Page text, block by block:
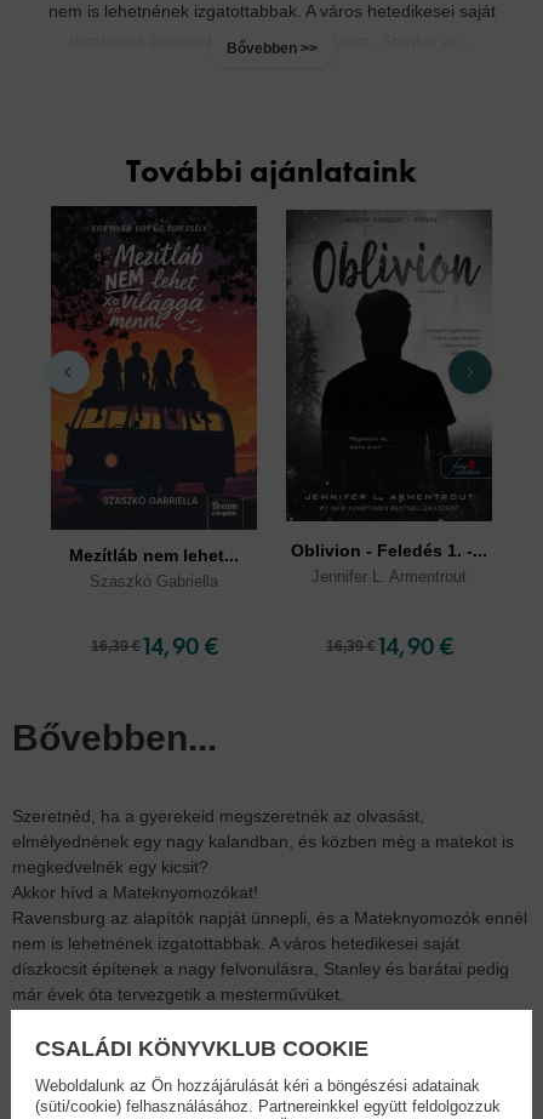
nem is lehetnének izgatottabbak. A város hetedikesei saját
díszkocsit építenek a nagy felvonulásra, Stanley és...
Bővebben >>
További ajánlataink
Mezítláb nem lehet...
Szaszkó Gabriella
16,39 € 14,90 €
Oblivion - Feledés 1. -...
Jennifer L. Armentrout
16,39 € 14,90 €
Bővebben...
Szeretnéd, ha a gyerekeid megszeretnék az olvasást,
elmélyednének egy nagy kalandban, és közben még a matekot is
megkedvelnék egy kicsit?
Akkor hívd a Mateknyomozókat!
Ravensburg az alapítók napját ünnepli, és a Mateknyomozók ennél
nem is lehetnének izgatottabbak. A város hetedikesei saját
díszkocsit építenek a nagy felvonulásra, Stanley és barátai pedig
már évek óta tervezgetik a mesterművüket.
nem mástól, mint a város egykori alapítójától, Silas Raventől. A
és most a hetedikeseken a sor, hogy a nyomukra bukkanjanak.
CSALÁDI KÖNYVKLUB COOKIE
Weboldalunk az Ön hozzájárulását kéri a böngészési adatainak
(süti/cookie) felhasználásához. Partnereinkkel együtt feldolgozzuk